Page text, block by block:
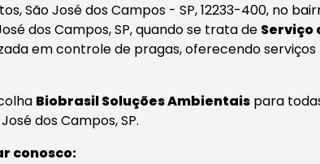
São José dos Campos - SP, 12233-400, no
dos Campos, SP, quando se trata de Serviço
em controle de pragas, oferecendo
Biobrasil Soluções Ambientais para
dos Campos, SP.
conosco: